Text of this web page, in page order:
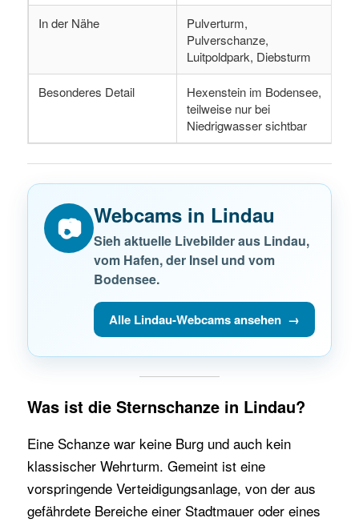
In der Nähe
Pulverturm,
Pulverschanze,
Luitpoldpark, Diebsturm
Besonderes Detail
Hexenstein im Bodensee,
teilweise nur bei
Niedrigwasser sichtbar
📷 Webcams in Lindau
Sieh aktuelle Livebilder aus Lindau,
vom Hafen, der Insel und vom
Bodensee.
Alle Lindau-Webcams ansehen →
Was ist die Sternschanze in Lindau?
Eine Schanze war keine Burg und auch kein
klassischer Wehrturm. Gemeint ist eine
vorspringende Verteidigungsanlage, von der aus
gefährdete Bereiche einer Stadtmauer oder eines